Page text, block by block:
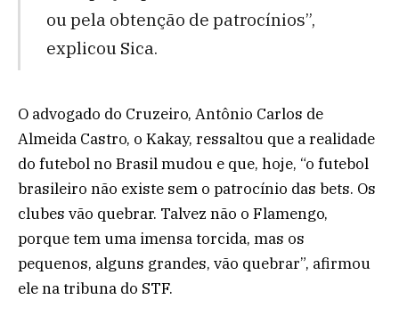
ou pela obtenção de patrocínios”,
explicou Sica.
O advogado do Cruzeiro, Antônio Carlos de
Almeida Castro, o Kakay, ressaltou que a realidade
do futebol no Brasil mudou e que, hoje, “o futebol
brasileiro não existe sem o patrocínio das bets. Os
clubes vão quebrar. Talvez não o Flamengo,
porque tem uma imensa torcida, mas os
pequenos, alguns grandes, vão quebrar”, afirmou
ele na tribuna do STF.